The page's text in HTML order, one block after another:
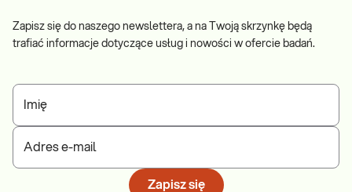
Zapisz się do naszego newslettera, a na Twoją skrzynkę będą
trafiać informacje dotyczące usług i nowości w ofercie badań.
Imię
Adres e-mail
Zapisz się